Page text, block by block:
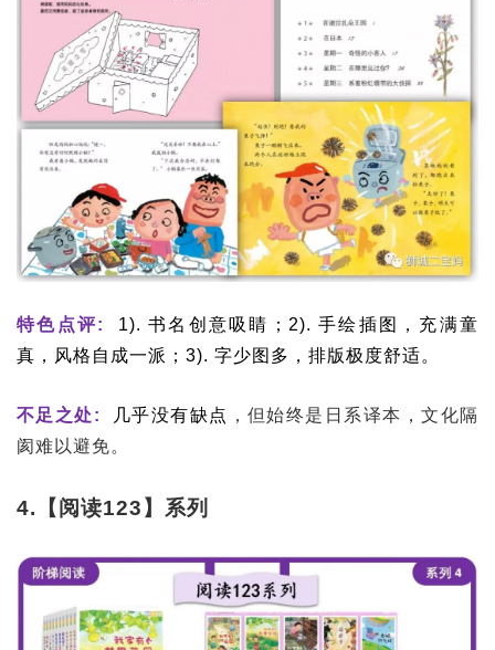
特色点评:
1). 书名创意吸睛；2). 手绘插图，充满童
真，风格自成一派；3). 字少图多，排版极度舒适。
不足之处: 几乎没有缺点 ，但始终是日系译本，文化隔
阂难以避免。
4.【阅读123】系列